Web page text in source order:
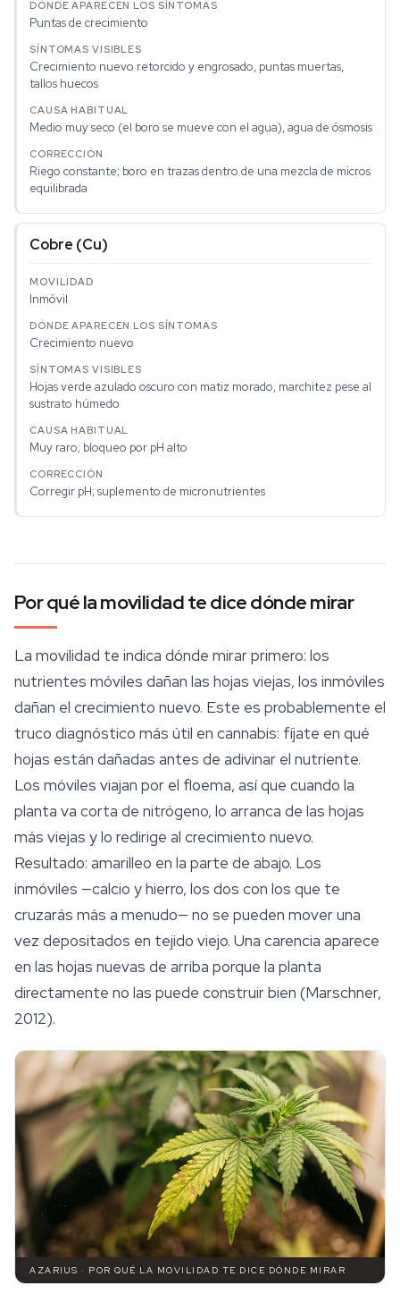
Puntas de crecimiento
Crecimiento nuevo retorcido y engrosado, puntas muertas,
tallos huecos
Medio muy seco (el boro se mueve con el agua), agua de ósmosis
Riego constante; boro en trazas dentro de una mezcla de micros
equilibrada
Cobre (Cu)
Inmóvil
Crecimiento nuevo
Hojas verde azulado oscuro con matiz morado, marchitez pese al
sustrato húmedo
Muy raro; bloqueo por pH alto
Corregir pH; suplemento de micronutrientes
Por qué la movilidad te dice dónde mirar
La movilidad te indica dónde mirar primero: los
nutrientes móviles dañan las hojas viejas, los inmóviles
dañan el crecimiento nuevo. Este es probablemente el
truco diagnóstico más útil en cannabis: fíjate en qué
hojas están dañadas antes de adivinar el nutriente.
Los móviles viajan por el floema, así que cuando la
planta va corta de nitrógeno, lo arranca de las hojas
más viejas y lo redirige al crecimiento nuevo.
Resultado: amarilleo en la parte de abajo. Los
inmóviles —calcio y hierro, los dos con los que te
cruzarás más a menudo— no se pueden mover una
vez depositados en tejido viejo. Una carencia aparece
en las hojas nuevas de arriba porque la planta
directamente no las puede construir bien (Marschner,
2012).
AZARIUS · POR QUÉ LA MOVILIDAD TE DICE DÓNDE MIRAR